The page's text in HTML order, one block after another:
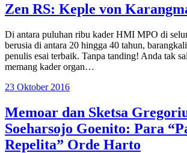
Zen RS: Keple von
Di antara puluhan ribu kader HMI MPO di
berusia di antara 20 hingga 40 tahun,
penulis esai terbaik. Tanpa tanding! Anda tak
memang kader organ…
23 Oktober 2016
Memoar dan Sketsa
Soeharsojo Goenito: Para
Repelita” Orde Harto